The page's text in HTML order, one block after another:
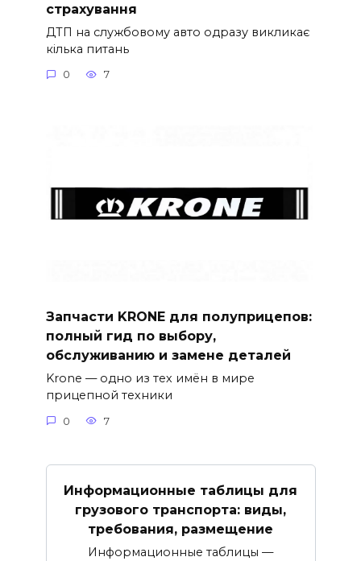
страхування
ДТП на службовому авто одразу викликає
кілька питань
0 7
Запчасти KRONE для полуприцепов:
полный гид по выбору,
обслуживанию и замене деталей
Krone — одно из тех имён в мире
прицепной техники
0 7
Информационные таблицы для
грузового транспорта: виды,
требования, размещение
Информационные таблицы —